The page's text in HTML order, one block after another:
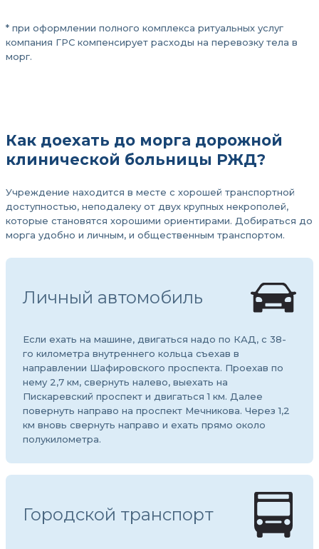
* при оформлении полного комплекса ритуальных услуг
компания ГРС компенсирует расходы на перевозку тела в
морг.
Как доехать до морга дорожной
клинической больницы РЖД?
Учреждение находится в месте с хорошей транспортной
доступностью, неподалеку от двух крупных некрополей,
которые становятся хорошими ориентирами. Добираться до
морга удобно и личным, и общественным транспортом.
Личный автомобиль
Если ехать на машине, двигаться надо по КАД, с 38-
го километра внутреннего кольца съехав в
направлении Шафировского проспекта. Проехав по
нему 2,7 км, свернуть налево, выехать на
Пискаревский проспект и двигаться 1 км. Далее
повернуть направо на проспект Мечникова. Через 1,2
км вновь свернуть направо и ехать прямо около
полукилометра.
Городской транспорт